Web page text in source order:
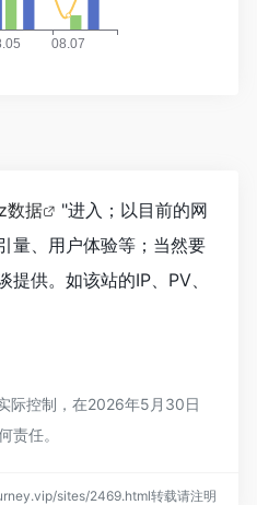
数据
"进入；以目前的网
量、用户体验等；当然要
供。如该站的IP、PV、
际控制，在2026年5月30日
责任。
sites/2469.html转载请注明